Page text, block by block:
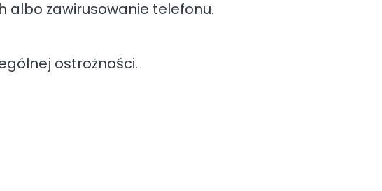
albo zawirusowanie telefonu.
ostrożności.